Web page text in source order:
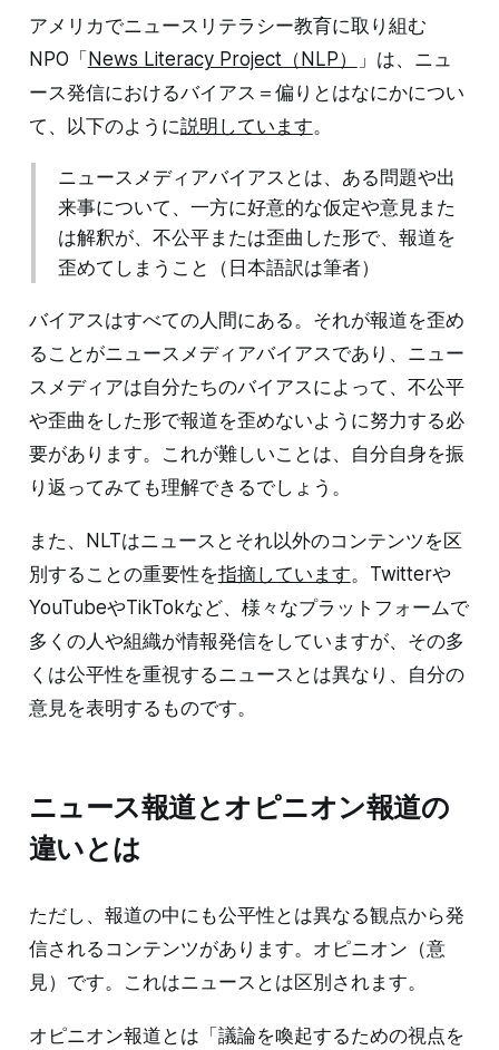
アメリカでニュースリテラシー教育に取り組む
NPO「 News Literacy Project（NLP）
」は、ニュ
ース発信におけるバイアス＝偏りとはなにかについ
て、以下のように説明しています。
ニュースメディアバイアスとは、ある問題や出
来事について、一方に好意的な仮定や意見また
は解釈が、不公平または歪曲した形で、報道を
歪めてしまうこと（日本語訳は筆者）
バイアスはすべての人間にある。それが報道を歪め
ることがニュースメディアバイアスであり、ニュー
スメディアは自分たちのバイアスによって、不公平
や歪曲をした形で報道を歪めないように努力する必
要があります。これが難しいことは、自分自身を振
り返ってみても理解できるでしょう。
また、NLTはニュースとそれ以外のコンテンツを区
別することの重要性を指摘しています。Twitterや
YouTubeやTikTokなど、様々なプラットフォームで
多くの人や組織が情報発信をしていますが、その多
くは公平性を重視するニュースとは異なり、自分の
意見を表明するものです。
ニュース報道とオピニオン報道の
違いとは
ただし、報道の中にも公平性とは異なる観点から発
信されるコンテンツがあります。オピニオン（意
見）です。これはニュースとは区別されます。
オピニオン報道とは「議論を喚起するための視点を